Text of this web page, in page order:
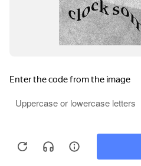
info@teploexpert.com
Пн—Сб 09:00 – 18:00
TeploExpert.com © 2008 -
систем отопления,